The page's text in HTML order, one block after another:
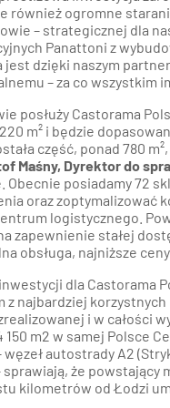
również ogromne
– strategicznej dla
Panattoni z
dzięki naszym
– za co wszystkim
posłuży Castorama
m² i będzie
część, ponad 780
Maśny, Dyrektor do
Obecnie posiadamy 72
oraz zoptymalizować
logistycznego.
zapewnienie stałej
obsługa, najniższe
dla Castorama
z najbardziej
i w
150 m2 w samej Polsce
autostrady A2
sprawiają, że
kilometrów od Łodzi